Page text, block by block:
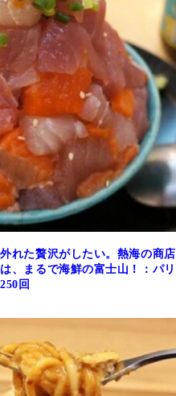
れた贅沢がしたい。熱海の商店
、まるで海鮮の富士山！：パリ
回